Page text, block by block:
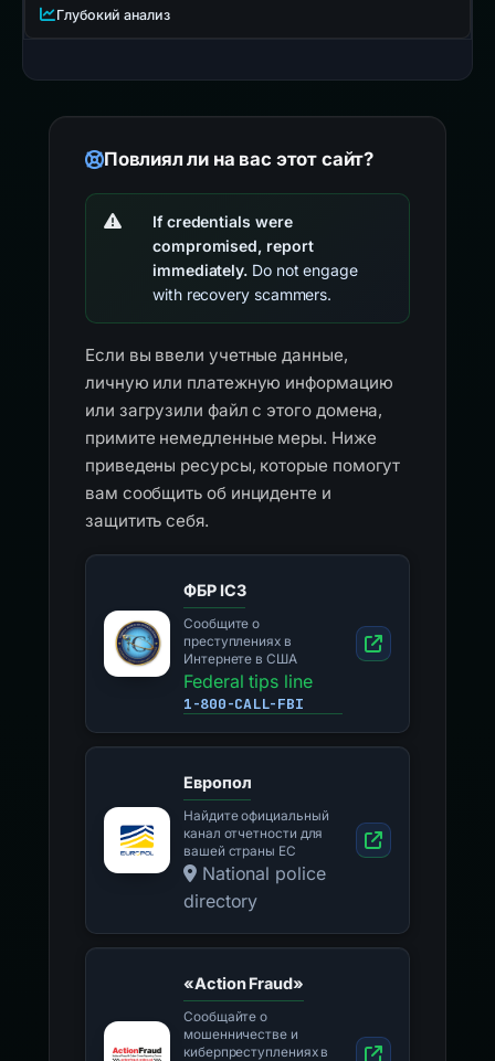
Глубокий анализ
Повлиял ли на вас этот сайт?
If credentials were
compromised, report
immediately. Do not engage
with recovery scammers.
Если вы ввели учетные данные,
личную или платежную информацию
или загрузили файл с этого домена,
примите немедленные меры. Ниже
приведены ресурсы, которые помогут
вам сообщить об инциденте и
защитить себя.
ФБР IC3
Сообщите о
преступлениях в
Интернете в США
Federal tips line
1-800-CALL-FBI
Европол
Найдите официальный
канал отчетности для
вашей страны ЕС
National police
directory
«Action Fraud»
Сообщайте о
мошенничестве и
киберпреступлениях в